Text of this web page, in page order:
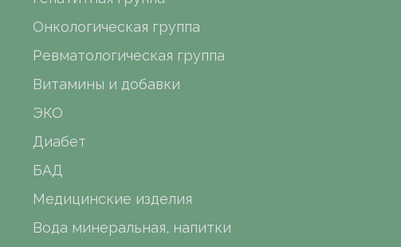
Онкологическая группа
Ревматологическая группа
Витамины и добавки
ЭКО
Диабет
БАД
Медицинские изделия
Вода минеральная, напитки